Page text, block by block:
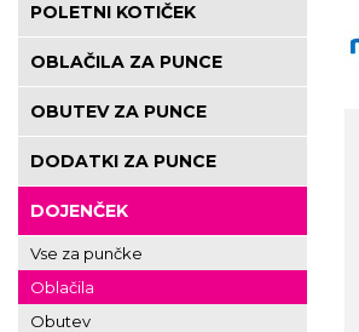
POLETNI KOTIČEK
OBLAČILA ZA PUNCE
OBUTEV ZA PUNCE
DODATKI ZA PUNCE
DOJENČEK
Vse za punčke
Oblačila
Obutev